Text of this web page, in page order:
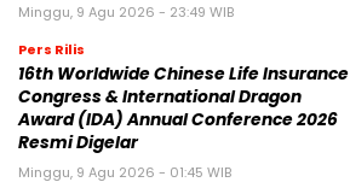
Minggu, 9 Agu 2026 - 23:49 WIB
Pers Rilis
16th Worldwide Chinese Life Insurance
Congress & International Dragon
Award (IDA) Annual Conference 2026
Resmi Digelar
Minggu, 9 Agu 2026 - 01:45 WIB